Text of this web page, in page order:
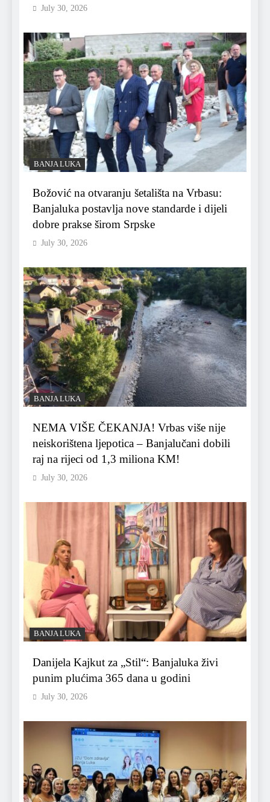
July 30, 2026
BANJA LUKA
Božović na otvaranju šetališta na Vrbasu:
Banjaluka postavlja nove standarde i dijeli
dobre prakse širom Srpske
July 30, 2026
BANJA LUKA
NEMA VIŠE ČEKANJA! Vrbas više nije
neiskorištena ljepotica – Banjalučani dobili
raj na rijeci od 1,3 miliona KM!
July 30, 2026
BANJA LUKA
Danijela Kajkut za „Stil“: Banjaluka živi
punim plućima 365 dana u godini
July 30, 2026